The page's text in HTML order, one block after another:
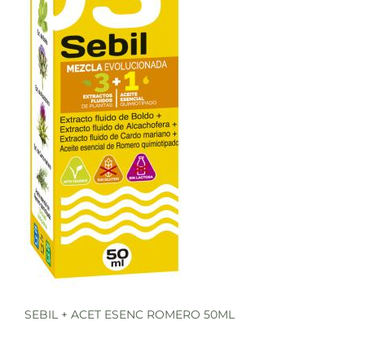
SEBIL + ACET ESENC ROMERO 50ML